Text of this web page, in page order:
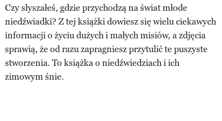
Czy słyszałeś, gdzie przychodzą na świat młode
niedźwiadki? Z tej książki dowiesz się wielu ciekawych
informacji o życiu dużych i małych misiów, a zdjęcia
sprawią, że od razu zapragniesz przytulić te puszyste
stworzenia. To książka o niedźwiedziach i ich
zimowym śnie.